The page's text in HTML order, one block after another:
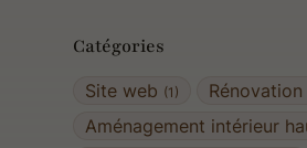
Catégories
Site web (1)